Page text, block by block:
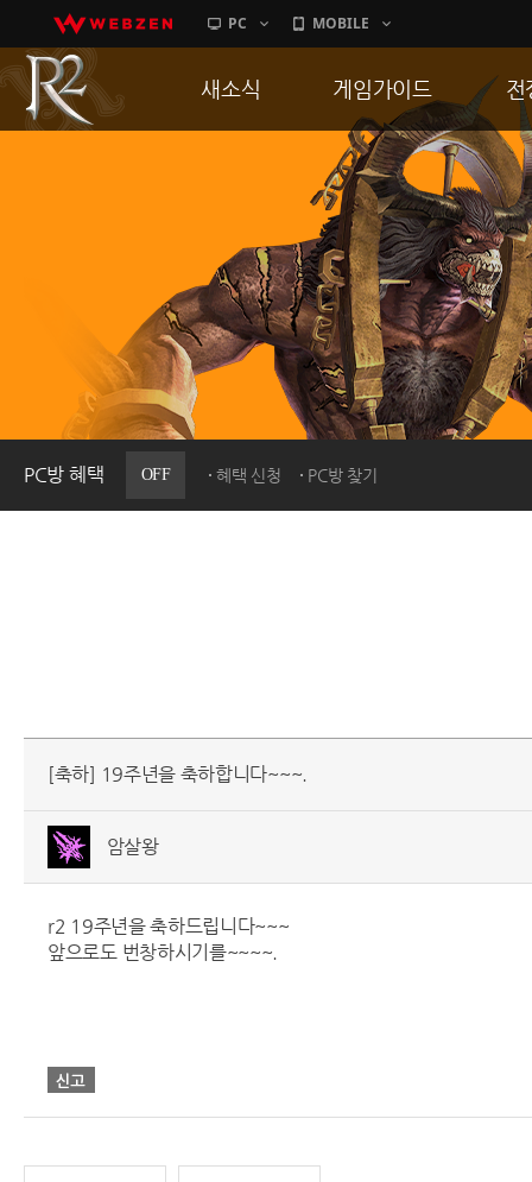
PC MOBILE
PC방 혜택 OFF 혜택 신청 PC방 찾기
새소식
이벤트
히스토리
PC방으로간다
게임가이드
게임 특징
서버가이드
신병훈련소
세부가이드
통합보급센터
전
통
공
[축하] 19주년을 축하합니다~~~.
암살왕
r2 19주년을 축하드립니다~~~
앞으로도 번창하시기를~~~~.